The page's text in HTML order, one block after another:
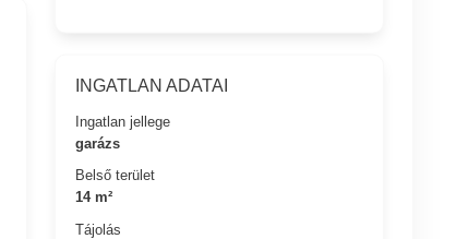
INGATLAN ADATAI
Ingatlan jellege
garázs
Belső terület
14 m²
Tájolás